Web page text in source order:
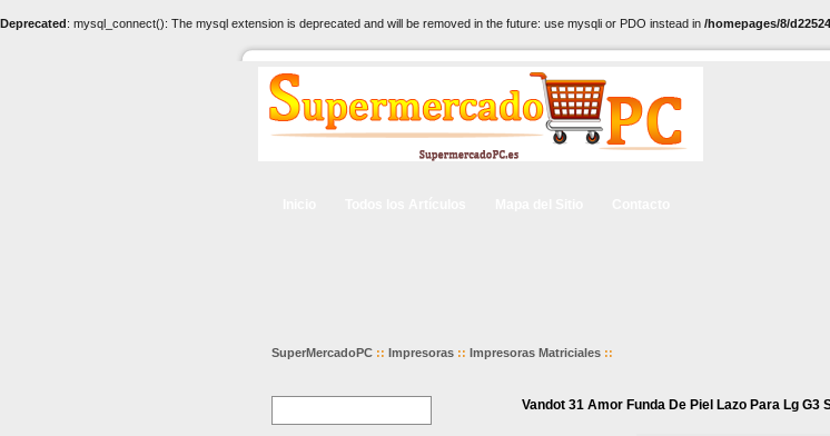
Deprecated: mysql_connect(): The mysql extension is deprecated and will be removed in the future: use mysqli or PDO instead in /homepages/8/
SuperMercadoPC :: Impresoras :: Impresoras Matriciales ::
Vandot 31 Amor Funda De Piel Lazo Para Lg G3